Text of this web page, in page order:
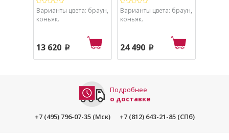
Варианты цвета: браун,
коньяк.
13 620 p
Варианты цвета: браун,
коньяк.
24 490 p
Подробнее
о доставке
+7 (495) 796-07-35 (Мск)
+7 (812) 643-21-85 (СПб)